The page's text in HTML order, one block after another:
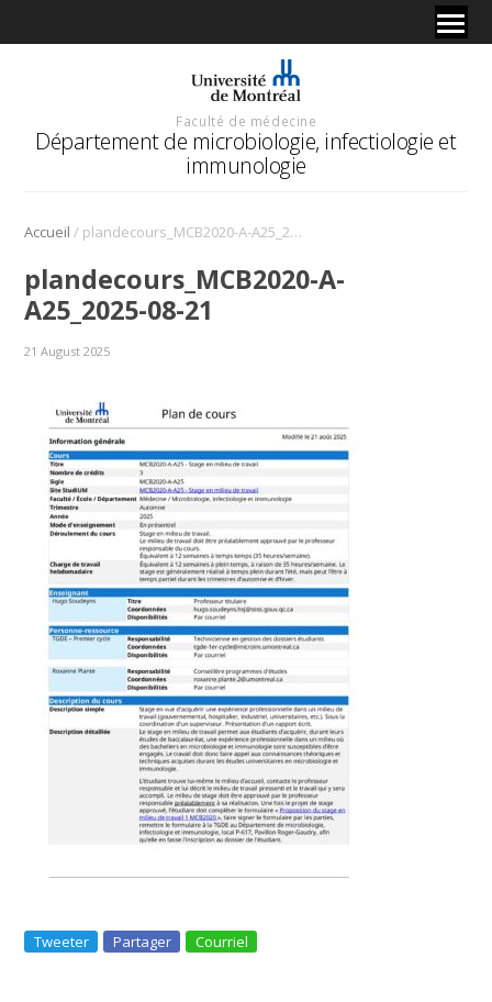
Faculté de médecine
Département de microbiologie, infectiologie et
immunologie
Accueil / plandecours_MCB2020-A-A25_2025-08-21
plandecours_MCB2020-A-
A25_2025-08-21
21 August 2025
Tweeter Partager Courriel